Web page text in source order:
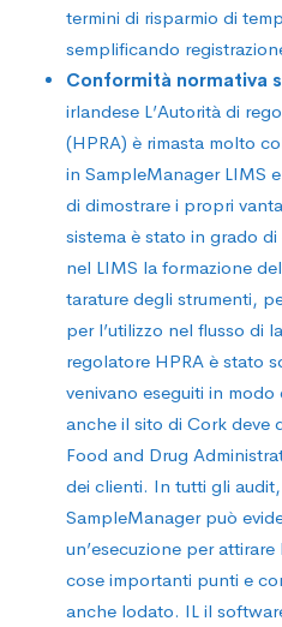
termini di risparmio di
semplificando
Conformità normativa
irlandese L’Autorità di
(HPRA) è rimasta molto
in SampleManager LIMS
di dimostrare i propri
sistema è stato in grado
nel LIMS la formazione
tarature degli strumenti,
per l’utilizzo nel flusso di
regolatore HPRA è stato
venivano eseguiti in
anche il sito di Cork deve
Food and Drug
dei clienti. In tutti gli
SampleManager può
un’esecuzione per attirare
cose importanti punti e
anche lodato. IL il